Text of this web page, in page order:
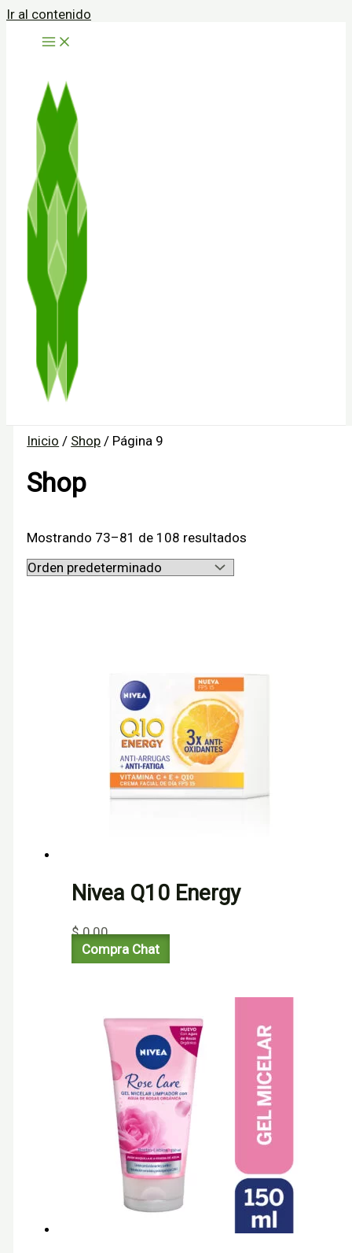
Ir al contenido
Inicio / Shop / Página 9
Shop
Mostrando 73–81 de 108 resultados
Nivea Q10 Energy
$0,00
Compra Chat